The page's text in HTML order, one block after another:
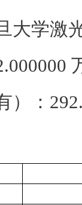
大学激
）：